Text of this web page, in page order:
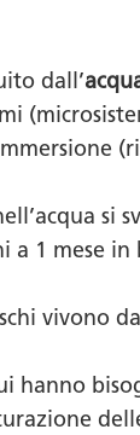
dall’
1 mese in
vivono
hanno